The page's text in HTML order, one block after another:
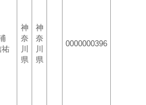
祐
神
奈
川
県
神
奈
川
県
0000000396